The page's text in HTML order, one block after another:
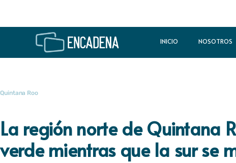
INICIO NOSOTROS
Quintana Roo
La región norte de Quintana
verde mientras que la sur se